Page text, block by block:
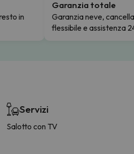
in
Garanzia totale
Garanzia neve,
flessibile e assistenza
Servizi
Salotto con TV